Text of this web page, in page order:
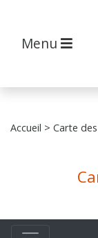
Menu
Accueil > Carte